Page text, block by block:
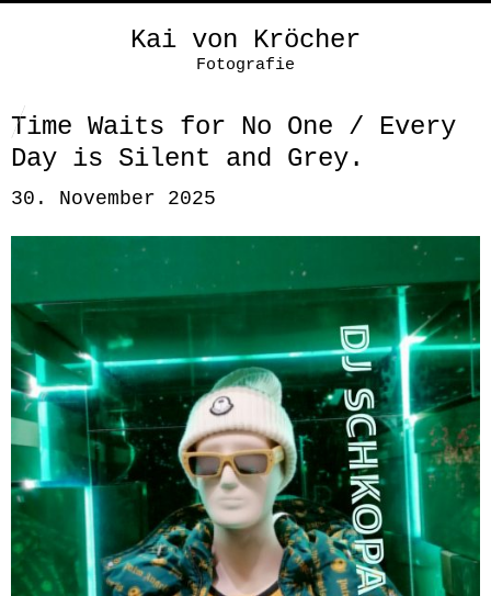
Kai von Kröcher
Fotografie
Time Waits for No One / Every
Day is Silent and Grey.
30. November 2025